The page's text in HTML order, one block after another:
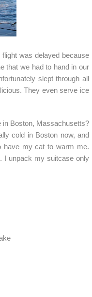
was delayed because
that we had to hand in our
slept through all
They even serve ice
in Boston, Massachusetts?
cold in Boston now, and
have my cat to warm me.
I unpack my suitcase only